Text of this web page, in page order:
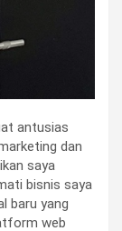
antusias
dan
saya
bisnis saya
baru yang
web